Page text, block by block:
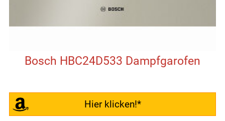
Bosch HBC24D533 Dampfgarofen
Hier klicken!*